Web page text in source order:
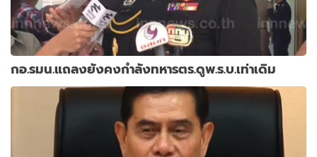
กอ.รมน.แถลงยังคงกำลังทหารตร.ดูพ.ร.บ.เท่าเดิม